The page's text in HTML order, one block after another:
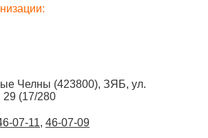
Челны (423800), ЗЯБ, ул.
29 (17/280
07-11, 46-07-09